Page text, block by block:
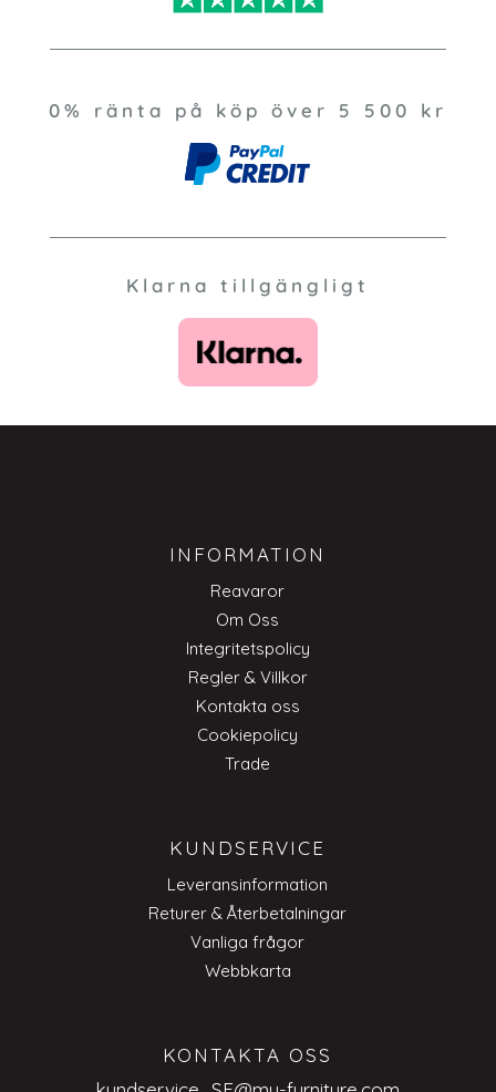
0% ränta på köp över 5 500 kr
Klarna tillgängligt
INFORMATION
Reavaror
Om Oss
Integritetspolicy
Regler & Villkor
Kontakta oss
Cookiepolicy
Trade
KUNDSERVICE
Leveransinformation
Returer & Återbetalningar
Vanliga frågor
Webbkarta
KONTAKTA OSS